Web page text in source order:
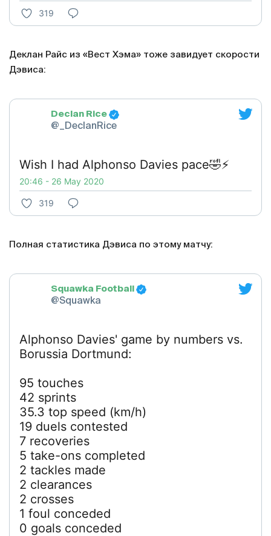
319
Деклан Райс из «Вест Хэма» тоже завидует скорости
Дэвиса:
Declan Rice
@_DeclanRice
Wish I had Alphonso Davies pace🤣⚡️
20:46 - 26 May 2020
319
Полная статистика Дэвиса по этому матчу:
Squawka Football
@Squawka
Alphonso Davies' game by numbers vs.
Borussia Dortmund:
95 touches
42 sprints
35.3 top speed (km/h)
19 duels contested
7 recoveries
5 take-ons completed
2 tackles made
2 clearances
2 crosses
1 foul conceded
0 goals conceded